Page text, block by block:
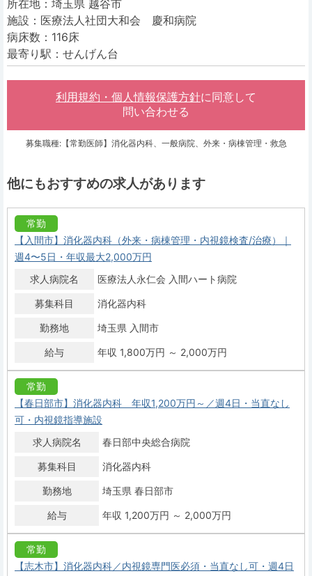
所在地：埼玉県 越谷市
施設：医療法人社団大和会 慶和病院
病床数：116床
最寄り駅：せんげん台
利用規約・個人情報保護方針に同意して
問い合わせる
募集職種:【常勤医師】消化器内科、一般病院、外来・病棟管理・救急
他にもおすすめの求人があります
常勤
【入間市】消化器内科（外来・病棟管理・内視鏡検査/治療）｜
週4〜5日・年収最大2,000万円
求人病院名
医療法人永仁会 入間ハート病院
募集科目 消化器内科
勤務地 埼玉県 入間市
給与 年収 1,800万円 ～ 2,000万円
常勤
【春日部市】消化器内科 年収1,200万円～／週4日・当直なし
可・内視鏡指導施設
求人病院名
春日部中央総合病院
募集科目 消化器内科
勤務地 埼玉県 春日部市
給与 年収 1,200万円 ～ 2,000万円
常勤
【志木市】消化器内科／内視鏡専門医必須・当直なし可・週4日